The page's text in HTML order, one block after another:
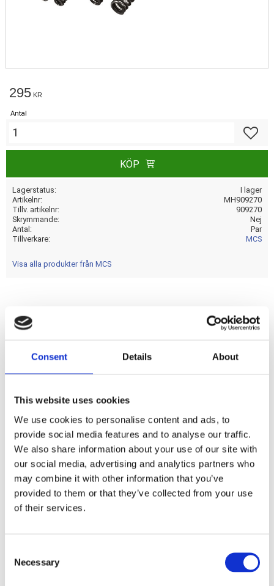
Consent Details About
This website uses cookies
We use cookies to personalise content and ads, to
provide social media features and to analyse our traffic.
We also share information about your use of our site with
our social media, advertising and analytics partners who
may combine it with other information that you’ve
provided to them or that they’ve collected from your use
of their services.
Necessary
295 KR
Antal
KÖP
Lagerstatus
I lager
Artikelnr
MH909270
Tillv. artikelnr
909270
Skrymmande
Nej
Antal
Par
Tillverkare
MCS
Visa alla produkter från MCS
Stock replacement style springs for stock applications.
Dela med dig
F
e
o
o
k
Omdömen
Du